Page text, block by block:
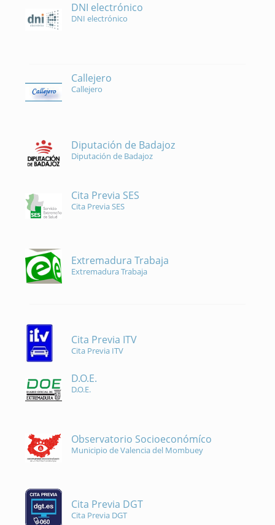
DNI electrónico
DNI electrónico
Callejero
Callejero
Diputación de Badajoz
Diputación de Badajoz
Cita Previa SES
Cita Previa SES
Extremadura Trabaja
Extremadura Trabaja
Cita Previa ITV
Cita Previa ITV
D.O.E.
D.O.E.
Observatorio Socioeconómíco
Municipio de Valencia del Mombuey
Cita Previa DGT
Cita Previa DGT